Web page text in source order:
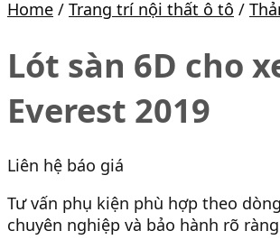
Home / Trang trí nội thất ô tô /
Lót sàn 6D cho
Everest 2019
Liên hệ báo giá
Tư vấn phụ kiện phù hợp theo
chuyên nghiệp và bảo hành rõ